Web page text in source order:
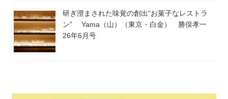
研ぎ澄まされた味覚の創出“お菓子なレストラ
ン” Yama（山）（東京・白金） 勝俣孝一
26年6月号